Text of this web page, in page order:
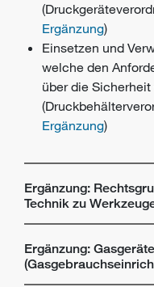
Ergänzung)
Einsetzen und
welche den
über die
Ergänzung)
Ergänzung:
Technik zu
Ergänzung: